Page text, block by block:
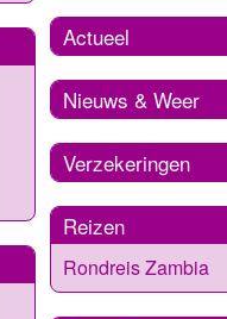
Actueel
Nieuws & Weer
Verzekeringen
Reizen
Rondreis Zambia